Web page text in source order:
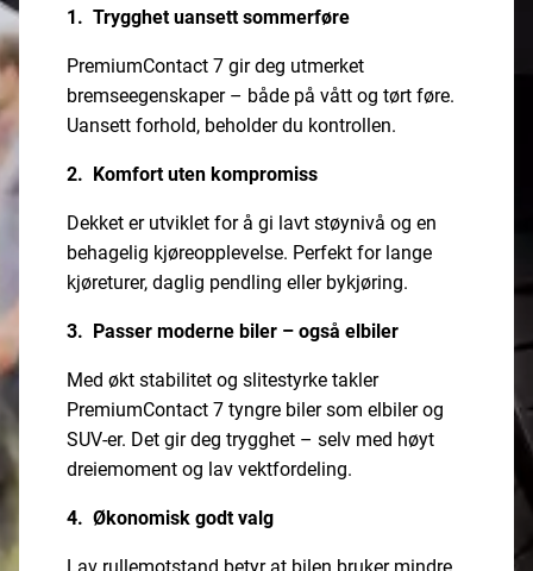
1. Trygghet uansett sommerføre
PremiumContact 7 gir deg utmerket
bremseegenskaper – både på vått og tørt føre.
Uansett forhold, beholder du kontrollen.
2. Komfort uten kompromiss
Dekket er utviklet for å gi lavt støynivå og en
behagelig kjøreopplevelse. Perfekt for lange
kjøreturer, daglig pendling eller bykjøring.
3. Passer moderne biler – også elbiler
Med økt stabilitet og slitestyrke takler
PremiumContact 7 tyngre biler som elbiler og
SUV-er. Det gir deg trygghet – selv med høyt
dreiemoment og lav vektfordeling.
4. Økonomisk godt valg